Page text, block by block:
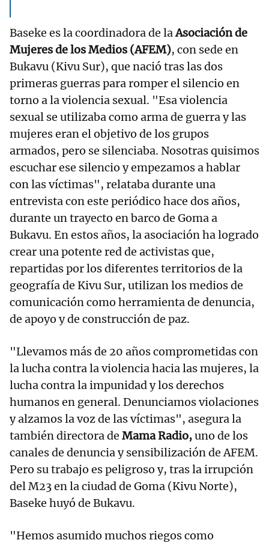
Baseke es la coordinadora de laAsociación de
Mujeres de los Medios (AFEM), con sede en
Bukavu (Kivu Sur), que nació tras las dos
primeras guerras para romper el silencio en
torno a la violencia sexual. "Esa violencia
sexual se utilizaba como arma de guerra y las
mujeres eran el objetivo de los grupos
armados, pero se silenciaba. Nosotras quisimos
escuchar ese silencio y empezamos a hablar
con las víctimas", relataba durante una
entrevista con este periódico hace dos años,
durante un trayecto en barco de Goma a
Bukavu. En estos años, la asociación ha logrado
crear una potente red de activistas que,
repartidas por los diferentes territorios de la
geografía de Kivu Sur, utilizan los medios de
comunicación como herramienta de denuncia,
de apoyo y de construcción de paz.
"Llevamos más de 20 años comprometidas con
la lucha contra la violencia hacia las mujeres, la
lucha contra la impunidad y los derechos
humanos en general. Denunciamos violaciones
y alzamos la voz de las víctimas", asegura la
también directora de Mama Radio,uno de los
canales de denuncia y sensibilización de AFEM.
Pero su trabajo es peligroso y, tras la irrupción
del M23 en la ciudad de Goma (Kivu Norte),
Baseke huyó de Bukavu.
"Hemos asumido muchos riegos como